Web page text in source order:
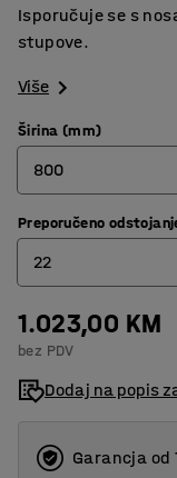
Isporučuje se s
stupove.
Više
Širina (mm)
800
600
800
Preporučeno
22
12
22
1.023,00 KM
bez PDV
Dodaj na popis
Garancja od